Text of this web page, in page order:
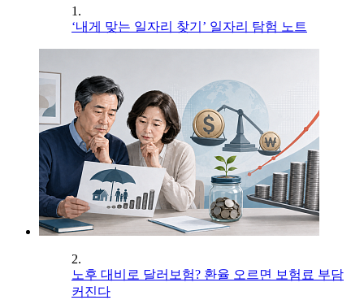
1.
‘내게 맞는 일자리 찾기’ 일자리 탐험 노트
2.
노후 대비로 달러보험? 환율 오르면 보험료 부담
커진다